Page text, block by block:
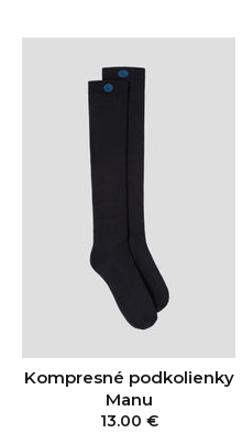
Kompresné podkolienky
Manu
13.00 €